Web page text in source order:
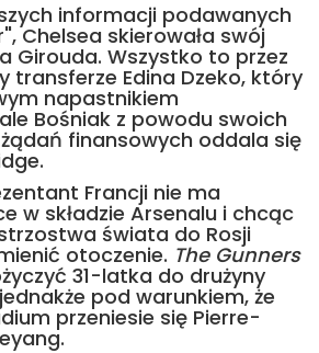
informacji podawanych
Chelsea skierowała swój
Girouda. Wszystko to przez
transferze Edina Dzeko, który
napastnikiem
Bośniak z powodu swoich
finansowych oddala się
Francji nie ma
w składzie Arsenalu i chcąc
świata do Rosji
otoczenie. The Gunners
31-latka do drużyny
pod warunkiem, że
przeniesie się Pierre-